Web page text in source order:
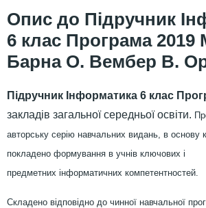
Підручник
6 клас Програма 2019
Барна О. Вембер В.
Підручник Інформатика 6 клас
закладів загальної середньої освіти.
авторську серію навчальних видань, в основу
покладено формування в учнів ключових і
предметних інформатичних компетентностей.
Складено відповідно до чинної навчальної